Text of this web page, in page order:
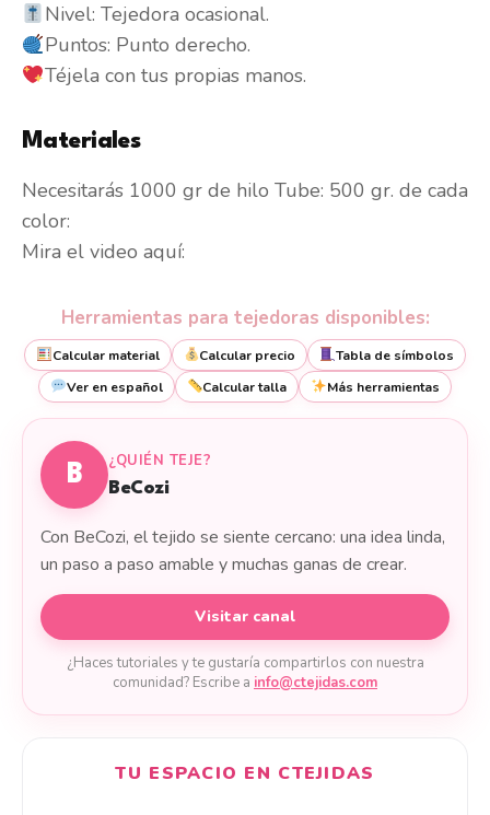
Nivel: Tejedora ocasional.
Puntos: Punto derecho.
Téjela con tus propias manos.
Materiales
Necesitarás 1000 gr de hilo Tube: 500 gr. de cada
color:
Mira el video aquí:
Herramientas para tejedoras disponibles:
Calcular material Calcular precio
Tabla de símbolos
Ver en español
Calcular talla Más herramientas
B
¿QUIÉN TEJE?
BeCozi
Con BeCozi, el tejido se siente cercano: una idea linda,
un paso a paso amable y muchas ganas de crear.
Visitar canal
¿Haces tutoriales y te gustaría compartirlos con nuestra
comunidad? Escribe a info@ctejidas.com
TU ESPACIO EN CTEJIDAS